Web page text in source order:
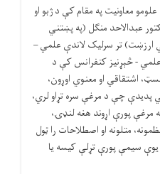
معاونيت په مقام کې د ژبو او
عبدالاحد منګل (په پښتني
ارزښت) تر سرليک لاندې علمي –
- څېړنیز کنفرانس کې د
اشتقاقي او معنوي اوړون،
پديدې چې د مرغې سره تړاو لري،
پورې اړوند هغه لنډۍ،
متلونه او اصطلاحات را ټول
سيمې پورې تړلې کيسه يا